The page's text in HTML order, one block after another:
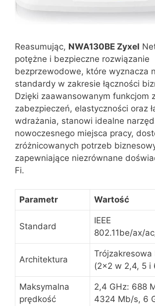
Reasumując, NWA130BE Zyxel
potężne i bezpieczne rozwiązanie
bezprzewodowe, które wyznacza
standardy w zakresie łączności
Dzięki zaawansowanym funkcjom
zabezpieczeń, elastyczności oraz
wdrażania, stanowi idealne
nowoczesnego miejsca pracy,
zróżnicowanych potrzeb
zapewniające niezrównane
Fi.
Parametr Wartość
Standard
IEEE
802.11be/ax/
Architektura
Trójzakresowa
(2×2 w 2,4, 5 i
Maksymalna
prędkość
2,4 GHz: 688
4324 Mb/s, 6